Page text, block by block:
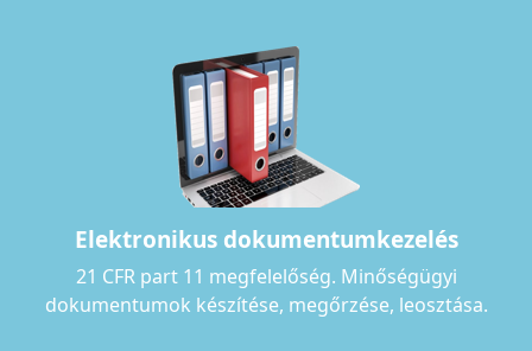
Elektronikus dokumentumkezelés
21 CFR part 11 megfelelőség. Minőségügyi
dokumentumok készítése, megőrzése, leosztása.